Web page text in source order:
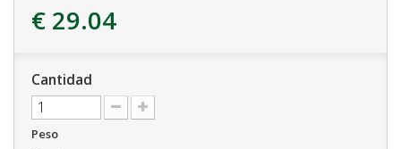
€ 29.04
Cantidad
Peso